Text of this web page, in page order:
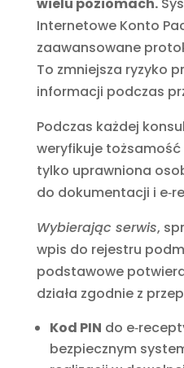
Internetowe Konto
zaawansowane
To zmniejsza ryzyko
informacji podczas
Podczas każdej
weryfikuje
tylko uprawniona
do dokumentacji i
Wybierając serwis,
wpis do rejestru
podstawowe
działa zgodnie z
Kod PIN do
bezpiecznym